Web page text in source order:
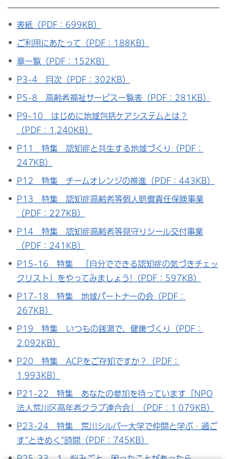
表紙（PDF：699KB）
ご利用にあたって（PDF：188KB）
章一覧（PDF：152KB）
P3-4 目次（PDF：302KB）
P5-8 高齢者福祉サービス一覧表（PDF：281KB）
P9-10 はじめに地域包括ケアシステムとは？
（PDF：1,240KB）
P11 特集 認知症と共生する地域づくり（PDF：
247KB）
P12 特集 チームオレンジの推進（PDF：443KB）
P13 特集 認知症高齢者等個人賠償責任保険事業
（PDF：227KB）
P14 特集 認知症高齢者等見守りシール交付事業
（PDF：241KB）
P15-16 特集 「自分でできる認知症の気づきチェッ
クリスト」をやってみましょう!（PDF：597KB）
P17-18 特集 地域パートナーの会（PDF：
267KB）
P19 特集 いつもの銭湯で、健康づくり（PDF：
2,092KB）
P20 特集 ACPをご存知ですか？（PDF：
1,993KB）
P21-22 特集 あなたの参加を待っています「NPO
法人荒川区高年者クラブ連合会」（PDF：1,079KB）
P23-24 特集 荒川シルバー大学で仲間と学ぶ・過ご
す”ときめく”時間（PDF：745KB）